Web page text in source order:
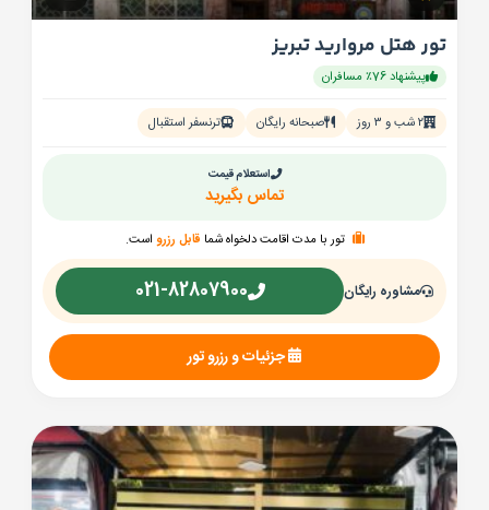
تور هتل مروارید تبریز
پیشنهاد 76٪ مسافران
۲ شب و ۳ روز صبحانه رایگان ترنسفر استقبال
استعلام قیمت
تماس بگیرید
تور با مدت اقامت دلخواه شما قابل رزرو است.
مشاوره رایگان 021-82807900
جزئیات و رزرو تور